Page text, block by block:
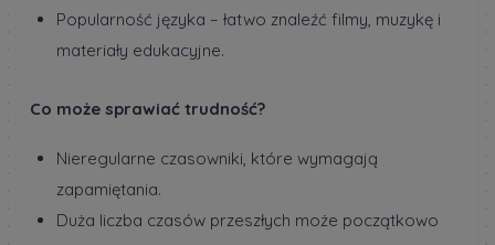
Popularność języka – łatwo znaleźć filmy, muzykę i
materiały edukacyjne.
Co może sprawiać trudność?
Nieregularne czasowniki, które wymagają
zapamiętania.
Duża liczba czasów przeszłych może początkowo